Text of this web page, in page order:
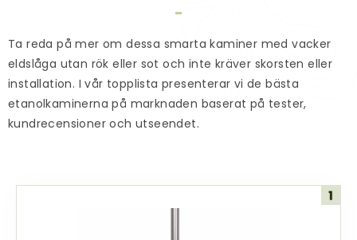
Ta reda på mer om dessa smarta kaminer med vacker
eldslåga utan rök eller sot och inte kräver skorsten eller
installation. I vår topplista presenterar vi debästa
etanolkaminerna på marknaden baserat på tester,
kundrecensioner och utseendet.